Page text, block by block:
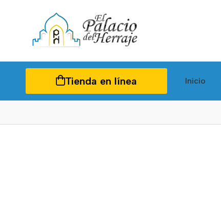
Tienda en línea Inicio